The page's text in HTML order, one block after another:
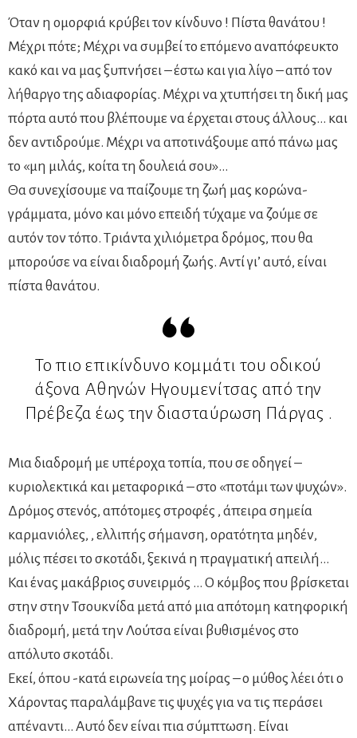
Όταν η ομορφιά κρύβει τον κίνδυνο ! Πίστα θανάτου !
Μέχρι πότε; Μέχρι να συμβεί το επόμενο αναπόφευκτο
κακό και να μας ξυπνήσει – έστω και για λίγο – από τον
λήθαργο της αδιαφορίας. Μέχρι να χτυπήσει τη δική μας
πόρτα αυτό που βλέπουμε να έρχεται στους άλλους… και
δεν αντιδρούμε. Μέχρι να αποτινάξουμε από πάνω μας
το «μη μιλάς, κοίτα τη δουλειά σου»…
Θα συνεχίσουμε να παίζουμε τη ζωή μας κορώνα-
γράμματα, μόνο και μόνο επειδή τύχαμε να ζούμε σε
αυτόν τον τόπο. Τριάντα χιλιόμετρα δρόμος, που θα
μπορούσε να είναι διαδρομή ζωής. Αντί γι’ αυτό, είναι
πίστα θανάτου.
Το πιο επικίνδυνο κομμάτι του οδικού
άξονα Αθηνών Ηγουμενίτσας από την
Πρέβεζα έως την διασταύρωση Πάργας .
Μια διαδρομή με υπέροχα τοπία, που σε οδηγεί –
κυριολεκτικά και μεταφορικά – στο «ποτάμι των ψυχών».
Δρόμος στενός, απότομες στροφές , άπειρα σημεία
καρμανιόλες, , ελλιπής σήμανση, ορατότητα μηδέν,
μόλις πέσει το σκοτάδι, ξεκινά η πραγματική απειλή…
Και ένας μακάβριος συνειρμός … Ο κόμβος που βρίσκεται
στην στην Τσουκνίδα μετά από μια απότομη κατηφορική
διαδρομή, μετά την Λούτσα είναι βυθισμένος στο
απόλυτο σκοτάδι.
Εκεί, όπου -κατά ειρωνεία της μοίρας – ο μύθος λέει ότι ο
Χάροντας παραλάμβανε τις ψυχές για να τις περάσει
απέναντι… Αυτό δεν είναι πια σύμπτωση. Είναι